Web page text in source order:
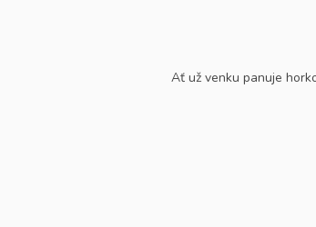
Ať už venku panuje